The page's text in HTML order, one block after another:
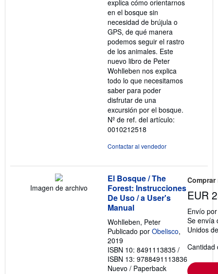
explica cómo orientarnos
en el bosque sin
necesidad de brújula o
GPS, de qué manera
podemos seguir el rastro
de los animales. Este
nuevo libro de Peter
Wohlleben nos explica
todo lo que necesitamos
saber para poder
disfrutar de una
excursión por el bosque.
Nº de ref. del artículo:
0010212518
Contactar al vendedor
Imagen de archivo
El Bosque / The
Forest: Instrucciones
De Uso / a User's
Manual
Wohlleben, Peter
Publicado por Obelisco,
2019
ISBN 10: 8491113835 /
ISBN 13: 9788491113836
Nuevo / Paperback
EUR
Envío
Se envía
Unidos
Cantidad